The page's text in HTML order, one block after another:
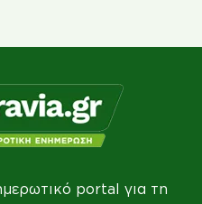
portal για τη